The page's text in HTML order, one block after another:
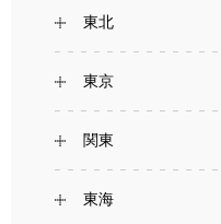
東北
東京
関東
東海